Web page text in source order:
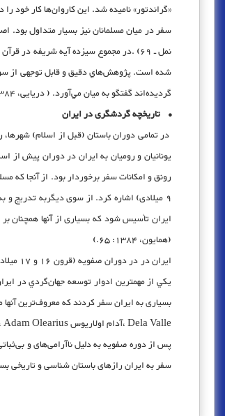
«گراندتور» ناميده شد. اين كاروان‌ها كار خود را
نمل ـ 69) .در مجموع سیزده آیه شریفه
شده است. پژوهش‌هاي دقيق و قابل توجهی از
گرديده‌اند گفتگو به ميان مي‌آورد. ( دریایی، 1384: 242(
• تاریخچه گردشگری در ایران
در تمامی دوران باستان (قبل از اسلام)
يونانيان و روميان به ايران در دوران پيش از
9 میلادی) اشاره کرد. از سوی دیگربه تدریج
ایران تأسیس شود که بسیاری از آنها همچنان
(همايون، 1384: 65.)
Dela Valle ،آدام اولاریوس Adam Olearius ،جان کلاردین Jean Clardin اشاره کرد.
پس از دوره صفویه به دلیل ناآرامی‌های و
سفر به ایران راز‌های باستان‌ شناسی و تاریخی